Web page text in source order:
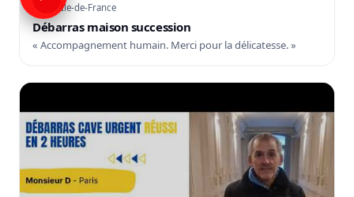
Île-de-France
Débarras maison succession
« Accompagnement humain. Merci pour la délicatesse. »